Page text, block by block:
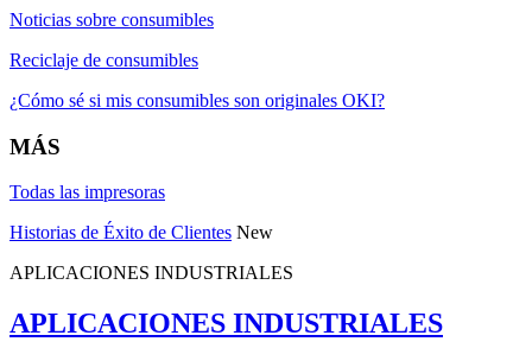
Noticias sobre consumibles
Reciclaje de consumibles
¿Cómo sé si mis consumibles son originales OKI?
MÁS
Todas las impresoras
Historias de Éxito de Clientes New
APLICACIONES INDUSTRIALES
APLICACIONES INDUSTRIALES